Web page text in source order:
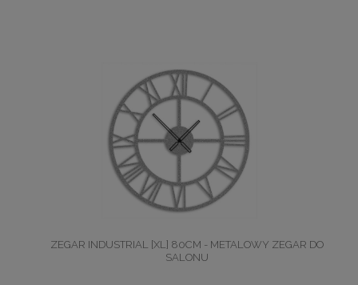
ZEGAR INDUSTRIAL [XL] 80CM - METALOWY ZEGAR DO
SALONU